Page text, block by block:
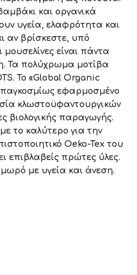
και οργανικά
υγεία, ελαφρότητα και
αν βρίσκεστε, υπό
είναι πάντα
Τα πολύχρωμα μοτίβα
Το «Global Organic
παγκοσμίως εφαρμοσμένο
κλωστοϋφαντουργικών
βιολογικής παραγωγής.
το καλύτερο για την
Oeko-Tex του
επιβλαβείς πρώτες ύλες.
με υγεία και άνεση.